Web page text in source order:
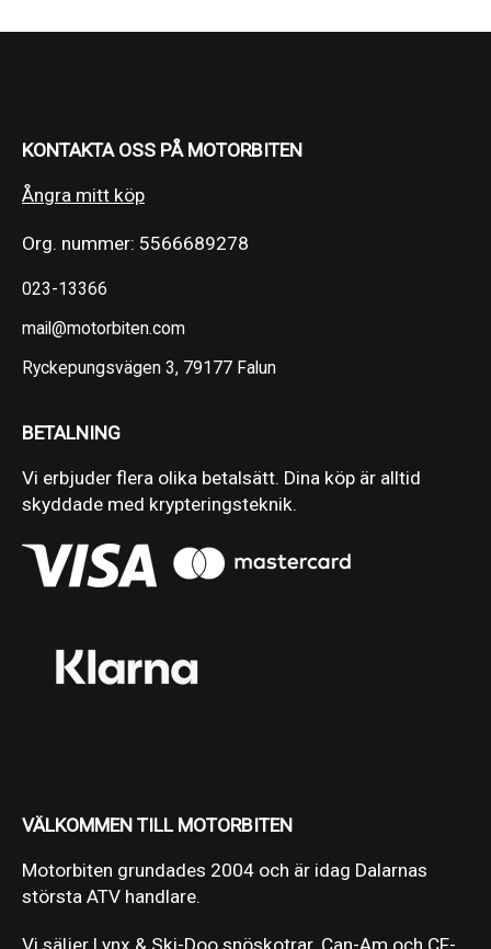
KONTAKTA OSS PÅ MOTORBITEN
Ångra mitt köp
Org. nummer: 5566689278
023-13366
mail@motorbiten.com
Ryckepungsvägen 3, 79177 Falun
BETALNING
Vi erbjuder flera olika betalsätt. Dina köp är alltid
skyddade med krypteringsteknik.
VÄLKOMMEN TILL MOTORBITEN
Motorbiten grundades 2004 och är idag Dalarnas
största ATV handlare.
Vi säljer Lynx & Ski-Doo snöskotrar. Can-Am och CF-